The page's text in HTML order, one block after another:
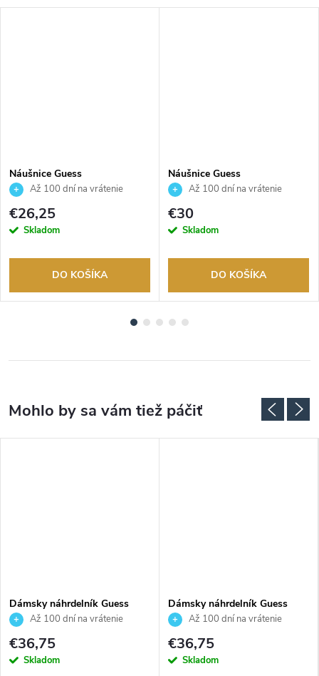
Náušnice Guess
JUBE06233JWRHT
Až 100 dní na vrátenie
tovaru. Autorizovaný predajca.
€26,25
Skladom
DO KOŠÍKA
Náušnice Guess
JUBE05024JWYGT
Až 100 dní na vrátenie
tovaru. Autorizovaný predajca.
€30
Skladom
DO KOŠÍKA
Dámsky náhrdelník Guess
JUBN02245JWRHAQT
Až 100 dní na vrátenie
tovaru. Autorizovaný predajca.
€36,75
Skladom
Dámsky náhrdelník Guess
JUBN06245JWRHT
Až 100 dní na vrátenie
tovaru. Autorizovaný predajca.
€36,75
Skladom